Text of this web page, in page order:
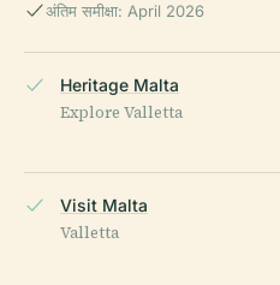
अंतिम समीक्षा: April 2026
Heritage Malta
Explore Valletta
Visit Malta
Valletta